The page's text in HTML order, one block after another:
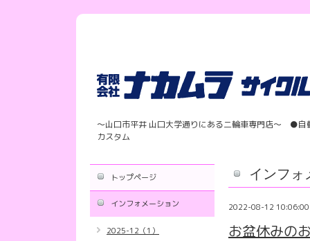
〜山口市平井 山口大学通りにある二輪車専門店〜 ●
カスタム
インフォ
2022-08-12 10:06:00
お盆休みの
トップページ
インフォメーション
2025-12（1）